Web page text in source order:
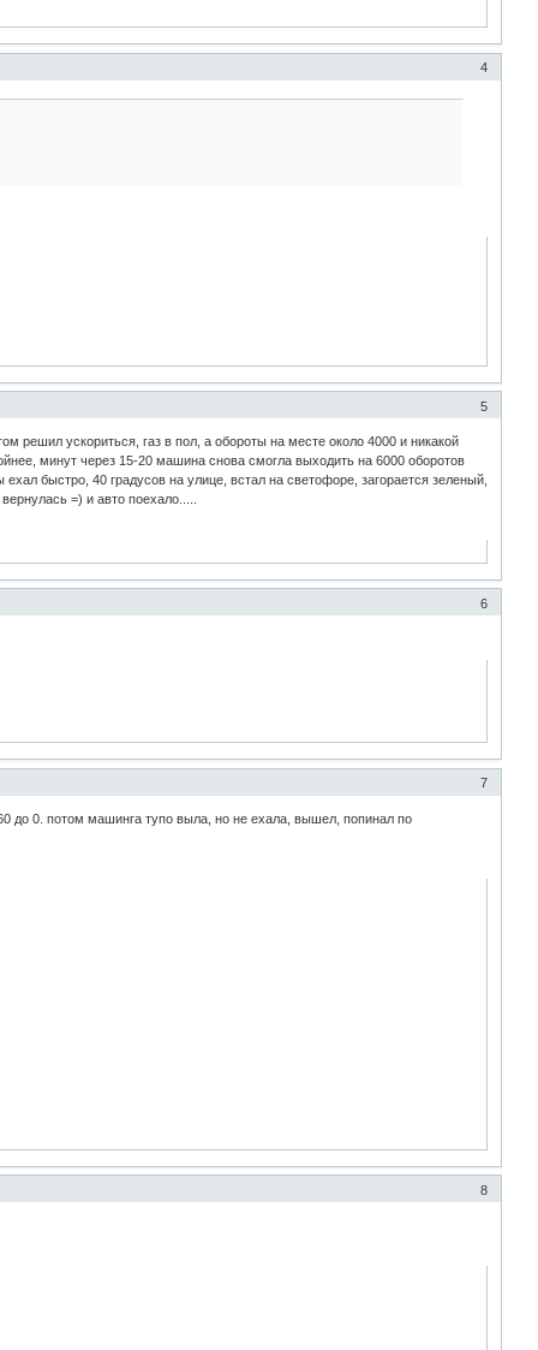
4
5
решил ускориться, газ в пол, а обороты на месте около 4000 и никакой
минут через 15-20 машина снова смогла выходить на 6000 оборотов
быстро, 40 градусов на улице, встал на светофоре, загорается зеленый,
=) и авто поехало.....
6
7
до 0. потом машинга тупо выла, но не ехала, вышел, попинал по
8